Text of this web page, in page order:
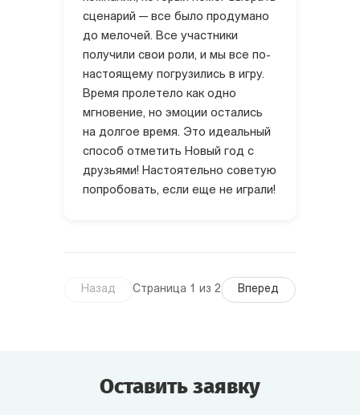
сценарий — все было продумано
до мелочей. Все участники
получили свои роли, и мы все по-
настоящему погрузились в игру.
Время пролетело как одно
мгновение, но эмоции остались
на долгое время. Это идеальный
способ отметить Новый год с
друзьями! Настоятельно советую
попробовать, если еще не играли!
Назад Страница 1 из 2 Вперед
Оставить заявку